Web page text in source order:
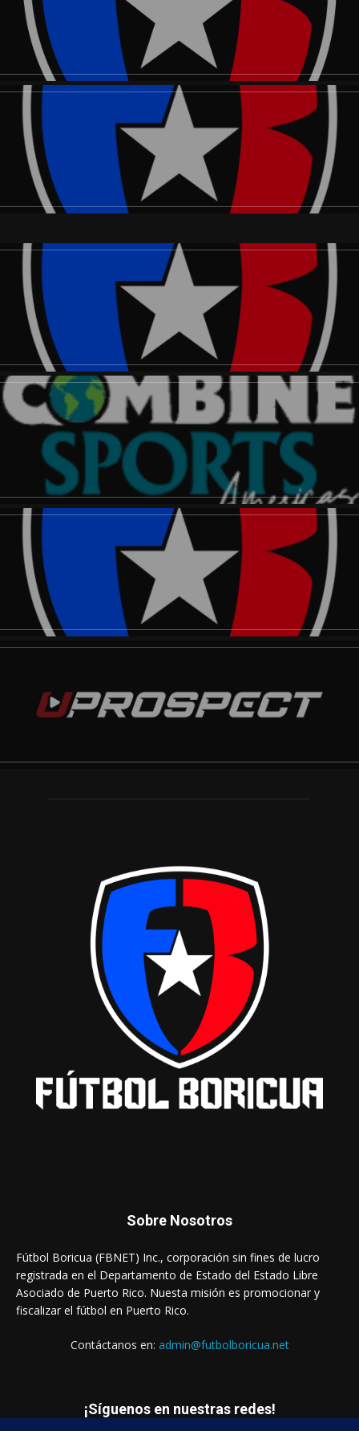
Sobre Nosotros
Fútbol Boricua (FBNET) Inc., corporación sin fines de lucro
registrada en el Departamento de Estado del Estado Libre
Asociado de Puerto Rico. Nuesta misión es promocionar y
fiscalizar el fútbol en Puerto Rico.
Contáctanos en: admin@futbolboricua.net
¡Síguenos en nuestras redes!